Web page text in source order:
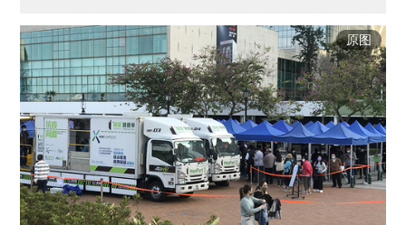
原图